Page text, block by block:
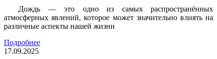
Дождь — это одно из самых распространённых
атмосферных явлений, которое может значительно влиять на
различные аспекты нашей жизни
Подробнее
17.09.2025